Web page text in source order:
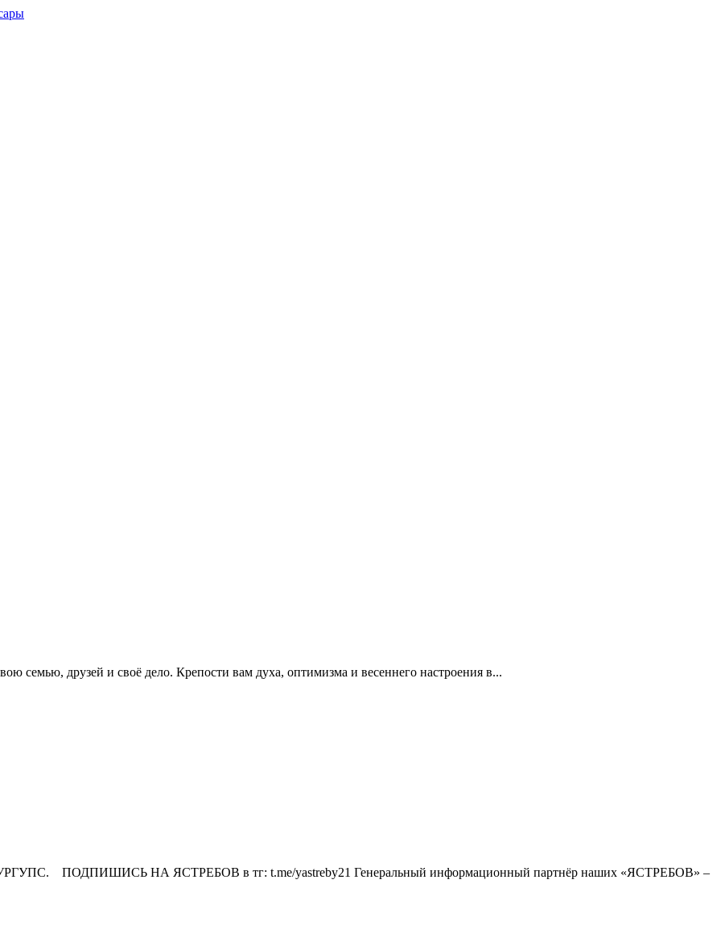
семью, друзей и своё дело. Крепости вам духа, оптимизма и весеннего настроения в...
УРГУПС. ПОДПИШИСЬ НА ЯСТРЕБОВ в тг: t.me/yastreby21 Генеральный информационный партнёр наших «ЯСТРЕБОВ» –